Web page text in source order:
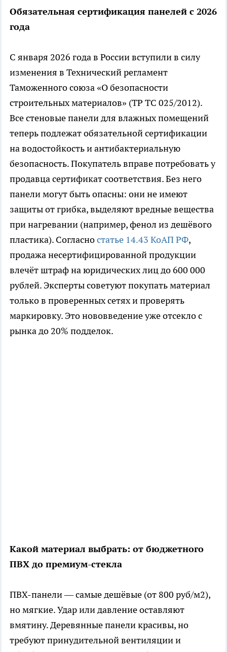
Обязательная сертификация панелей с 2026
года
С января 2026 года в России вступили в силу
изменения в Технический регламент
Таможенного союза «О безопасности
строительных материалов» (ТР ТС 025/2012).
Все стеновые панели для влажных помещений
теперь подлежат обязательной сертификации
на водостойкость и антибактериальную
безопасность. Покупатель вправе потребовать у
продавца сертификат соответствия. Без него
панели могут быть опасны: они не имеют
защиты от грибка, выделяют вредные вещества
при нагревании (например, фенол из дешёвого
пластика). Согласностатье 14.43 КоАП РФ,
продажа несертифицированной продукции
влечёт штраф на юридических лиц до 600 000
рублей. Эксперты советуют покупать материал
только в проверенных сетях и проверять
маркировку. Это нововведение уже отсекло с
рынка до 20% подделок.
Какой материал выбрать: от бюджетного
ПВХ до премиум-стекла
ПВХ-панели — самые дешёвые (от 800 руб/м2),
но мягкие. Удар или давление оставляют
вмятину. Деревянные панели красивы, но
требуют принудительной вентиляции и